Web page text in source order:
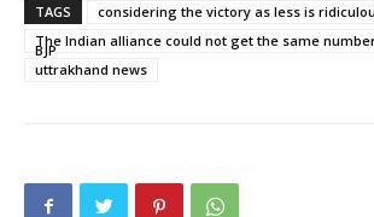
TAGS
considering the victory as less is
The Indian alliance could not get the same
BJP
uttrakhand news